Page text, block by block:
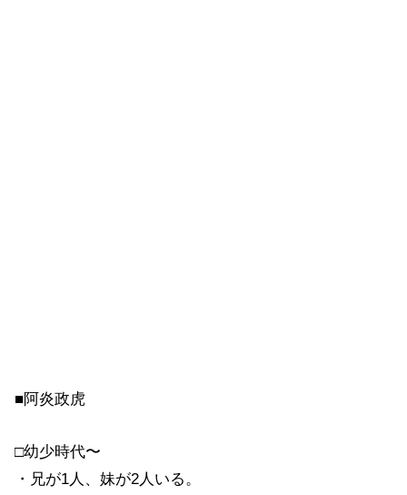
■阿炎政虎
□幼少時代〜
・兄が1人、妹が2人いる。